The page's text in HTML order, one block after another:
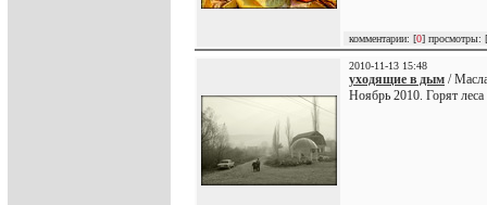
комментарии: [0] просмотры: [
2010-11-13 15:48
уходящие в дым /
Ноябрь 2010. Горят